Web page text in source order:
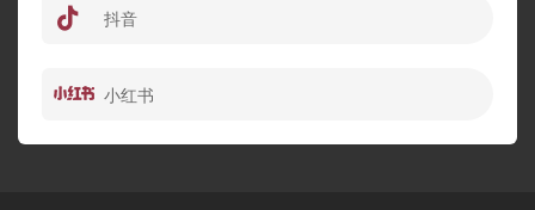
抖音
小红书